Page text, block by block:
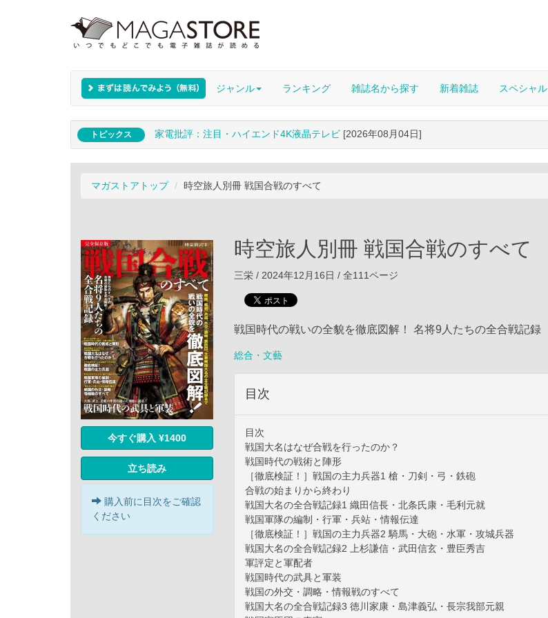
ジャンル ランキング 雑誌名から探す 新着雑誌 スペシャル
トピックス 家電批評：注目・ハイエンド4K液晶テレビ [2026年08月04日]
マガストアトップ 時空旅人別冊 戦国合戦のすべて
今すぐ購入 ¥1400
立ち読み
購入前に目次をご確認
ください
時空旅人別冊 戦国合戦のすべて
三栄 / 2024年12月16日 / 全111ページ
戦国時代の戦いの全貌を徹底図解！ 名将9人たちの全合戦記録
総合・文藝
目次
目次
戦国大名はなぜ合戦を行ったのか？
戦国時代の戦術と陣形
［徹底検証！］戦国の主力兵器1 槍・刀剣・弓・鉄砲
合戦の始まりから終わり
戦国大名の全合戦記録1 織田信長・北条氏康・毛利元就
戦国軍隊の編制・行軍・兵站・情報伝達
［徹底検証！］戦国の主力兵器2 騎馬・大砲・水軍・攻城兵器
戦国大名の全合戦記録2 上杉謙信・武田信玄・豊臣秀吉
軍評定と軍配者
戦国時代の武具と軍装
戦国の外交・調略・情報戦のすべて
戦国大名の全合戦記録3 徳川家康・島津義弘・長宗我部元親